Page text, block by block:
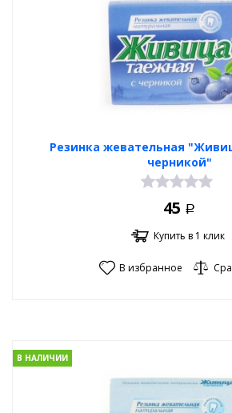
Резинка жевательная
черникой"
45 Р
Купить в 1 клик
В избранное
В НАЛИЧИИ